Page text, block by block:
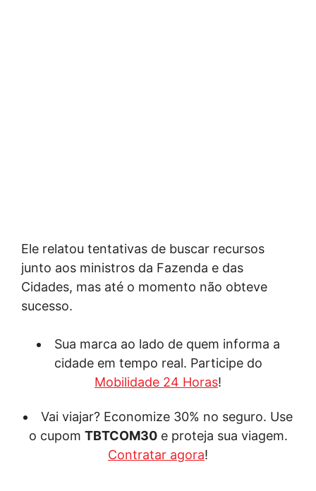
Ele relatou tentativas de buscar recursos
junto aos ministros da Fazenda e das
Cidades, mas até o momento não obteve
sucesso.
Sua marca ao lado de quem informa a
cidade em tempo real. Participe do
Mobilidade 24 Horas!
Vai viajar? Economize 30% no seguro. Use
o cupom TBTCOM30e proteja sua viagem.
Contratar agora!